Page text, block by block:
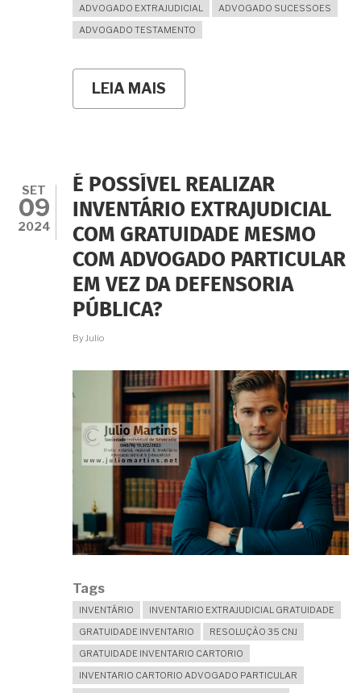
ADVOGADO EXTRAJUDICIAL
ADVOGADO SUCESSOES
ADVOGADO TESTAMENTO
LEIA MAIS
FIZ
MAS
O
CARTÓRIO
DO
RGI
ESTÁ
EXIGINDO
O
ITCMD
ISENÇÃO?
SET
09
2024
É POSSÍVEL REALIZAR
INVENTÁRIO EXTRAJUDICIAL
COM GRATUIDADE MESMO
COM ADVOGADO PARTICULAR
EM VEZ DA DEFENSORIA
PÚBLICA?
ByJulio
Tags
INVENTÁRIO
INVENTARIO EXTRAJUDICIAL GRATUIDADE
GRATUIDADE INVENTARIO
RESOLUÇÃO 35 CNJ
GRATUIDADE INVENTARIO CARTORIO
INVENTARIO CARTORIO ADVOGADO PARTICULAR